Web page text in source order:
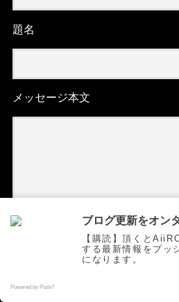
題名
メッセージ本文
ブログ更新をオン
【購読】頂くと
する最新情報をプッ
になります。
Powered by Push7